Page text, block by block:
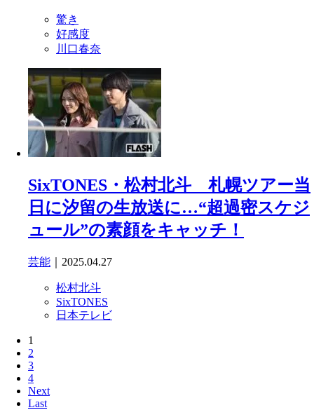
驚き
好感度
川口春奈
SixTONES・松村北斗 札幌ツアー当
日に汐留の生放送に…“超過密スケジ
ュール”の素顔をキャッチ！
芸能 ｜2025.04.27
松村北斗
SixTONES
日本テレビ
1
2
3
4
Next
Last